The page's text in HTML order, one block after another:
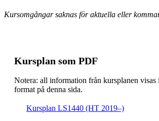
Kursomgångar saknas för aktuella eller
Kursplan som PDF
Notera: all information från kursplanen
format på denna sida.
Kursplan LS1440 (HT 2019–)